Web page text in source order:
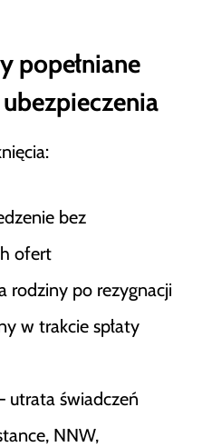
popełniane
bez
ofert
rodziny po rezygnacji
w trakcie spłaty
utrata świadczeń
NNW,